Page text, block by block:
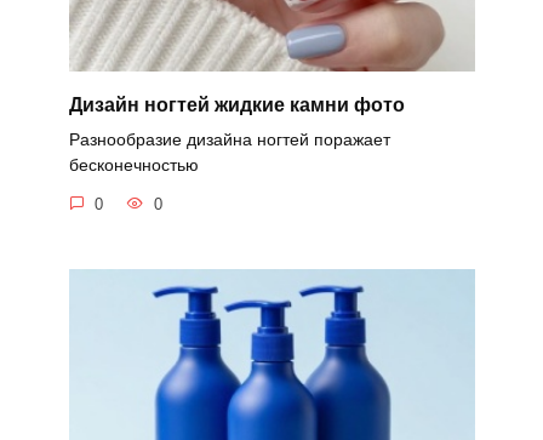
Дизайн ногтей жидкие камни фото
Разнообразие дизайна ногтей поражает
бесконечностью
0 0